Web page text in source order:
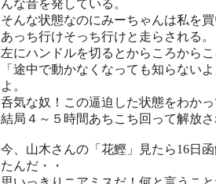
んな音を発している。
そんな状態なのにみーちゃんは私を買
あっち行けそっち行けと走らされる。
左にハンドルを切るとからころからこ
「途中で動かなくなっても知らない
よ。
呑気な奴！この逼迫した状態をわかっ
結局４～５時間あちこち回って解放
今、山木さんの「花鰹」見たら16日
たんだ・・